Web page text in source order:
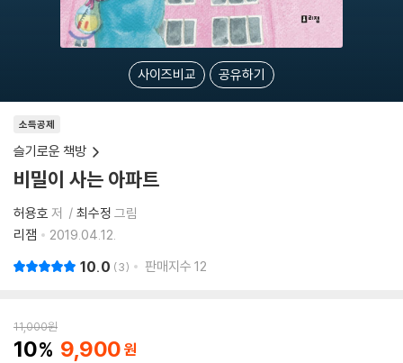
사이즈비교 공유하기
소득공제
슬기로운 책방
비밀이 사는 아파트
허용호 저 최수정 그림
리잼
2019.04.12.
10.0 3 판매지수 12
11,000원
10 9,900